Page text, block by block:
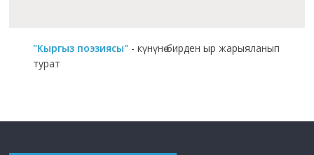
"Кыргыз поэзиясы" - күнүнө бирден ыр жарыяланып
турат